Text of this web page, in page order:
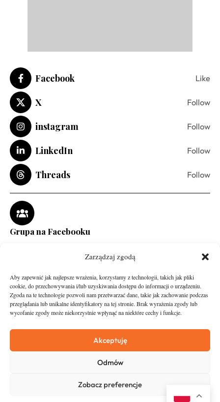
Zarządzaj zgodą
Aby zapewnić jak najlepsze wrażenia, korzystamy z technologii, takich jak pliki
cookie, do przechowywania i/lub uzyskiwania dostępu do informacji o urządzeniu.
Zgoda na te technologie pozwoli nam przetwarzać dane, takie jak zachowanie podczas
przeglądania lub unikalne identyfikatory na tej stronie. Brak wyrażenia zgody lub
wycofanie zgody może niekorzystnie wpłynąć na niektóre cechy i funkcje.
Akceptuję
Odmów
Zobacz preferencje
Facebook Like
X Follow
instagram Follow
LinkedIn Follow
Threads Follow
Grupa na Facebooku
Asfalt
O nas
Zostań Patronem
Kontakt